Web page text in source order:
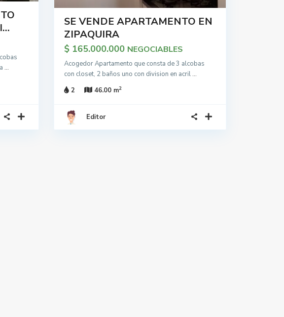
...
SE VENDE APARTAMENTO EN
ZIPAQUIRA
$ 165.000.000 NEGOCIABLES
Acogedor Apartamento que consta de 3 alcobas
con closet, 2 baños uno con division en acril...
2
46.00 m2
Editor